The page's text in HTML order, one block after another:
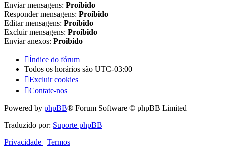
Enviar mensagens: Proibido
Responder mensagens: Proibido
Editar mensagens: Proibido
Excluir mensagens: Proibido
Enviar anexos: Proibido
Índice do fórum
Todos os horários são UTC-03:00
Excluir cookies
Contate-nos
Powered by phpBB® Forum Software © phpBB Limited
Traduzido por: Suporte phpBB
Privacidade | Termos